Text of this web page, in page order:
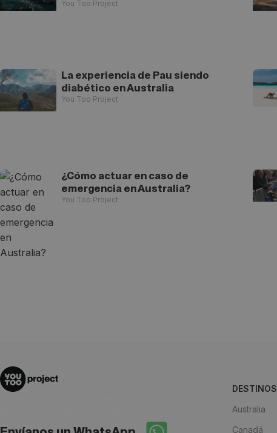
You Too Project
La experiencia de Pau siendo
diabético en Australia
You Too Project
¿Cómo actuar en caso de
emergencia en Australia?
You Too Project
escríbenos!
DESTINOS
Australia
Canadá